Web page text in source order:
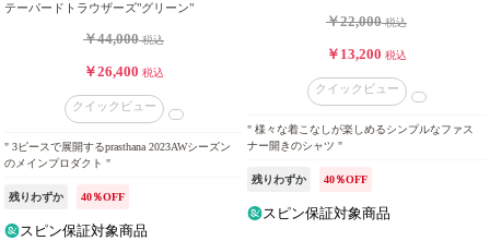
テーパードトラウザーズ"グリーン"
￥44,000税込
￥26,400 税込
クイックビュー
" 3ピースで展開するprasthana 2023AWシーズン
のメインプロダクト "
残りわずか 40％OFF
スピン保証対象商品
￥22,000税込
￥13,200 税込
クイックビュー
" 様々な着こなしが楽しめるシンプルなファス
ナー開きのシャツ "
残りわずか 40％OFF
スピン保証対象商品